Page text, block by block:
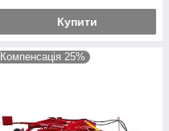
Купити
Компенсація 25%